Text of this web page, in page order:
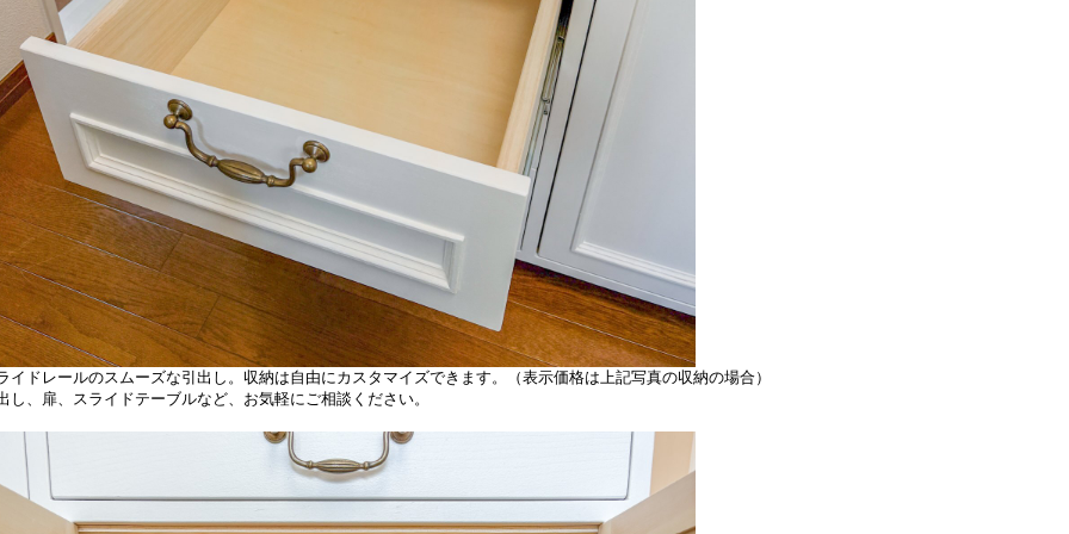
イドレールのスムーズな引出し。収納は自由にカスタマイズできます。（表示価格は上記写真の収納の場合）
し、扉、スライドテーブルなど、お気軽にご相談ください。